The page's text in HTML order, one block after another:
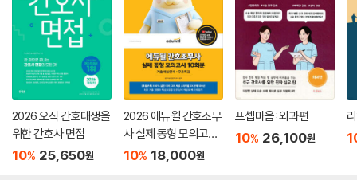
은 안내서입니다.응급실에 내원하는 다양한 환자들을 사례별로 살펴볼 수
있고, 10년간 임상에서 얻은 실무 꿀팁들도 전수 받을 수 있습니다. 또한
'한 걸음 더'를 통해 전문적이고 심도 있는 내용도 담겨있어서 현재 임상에
서 근무하고 있는 경력 간호사에게도 많은 도움이 될 것 같습니다.
- 김을기 (서울 건국대학교병원 응급실 간호사)
신규 간호사 선생님들에게 꼭 필요한 도서인 것 같습니다. 응급실에 내원
하는 다빈도 질환이나 응급도에 따라서 내용이 잘 정리되어 있습니다. 또
2026 오직 간호대생을
위한 간호사 면접
10% 25,650원
2026 에듀윌 간호조무
사 실제 동형 모의고사
10회분(기출 예상문제
10% 18,000원
프셉마음: 외과편
10% 26,100원